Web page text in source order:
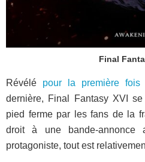
Final
Révélé pour la première fois
dernière, Final Fantasy XVI
pied ferme par les fans de la
droit à une bande-annonce
protagoniste, tout est